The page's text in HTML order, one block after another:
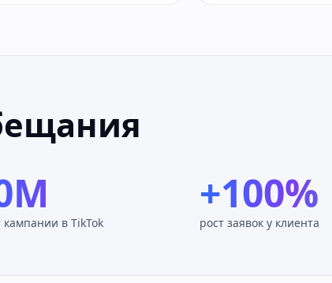
кампании в TikTok
+100%
рост заявок у клиента